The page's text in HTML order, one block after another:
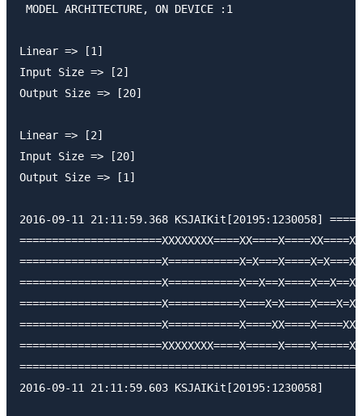
MODEL ARCHITECTURE, ON DEVICE :1
Linear => [1]
Input Size => [2]
Output Size => [20]
Linear => [2]
Input Size => [20]
Output Size => [1]
2016-09-11 21:11:59.368 KSJAIKit[20195:1230058]
2016-09-11 21:11:59.603 KSJAIKit[20195:1230058]